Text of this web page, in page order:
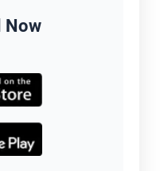
Now